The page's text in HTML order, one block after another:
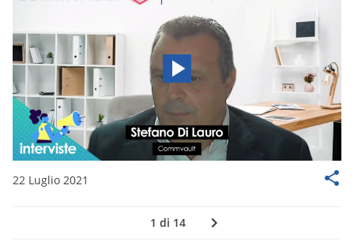
22 Luglio 2021
1 di 14